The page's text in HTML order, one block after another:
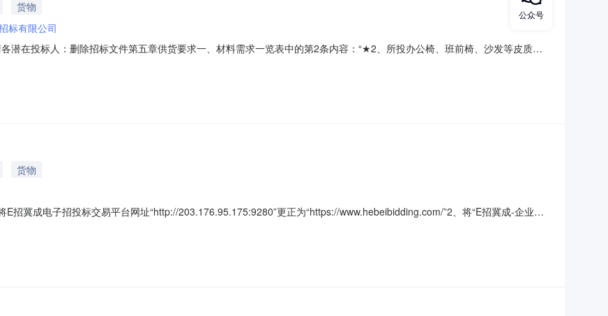
货物
标有限公司
潜在投标人：删除招标文件第五章供货要求一、材料需求一览表中的第2条内容：“★2、所投办公椅、班前椅、沙发等皮质家
货物
招冀成电子招投标交易平台网址“http://203.176.95.175:9280”更正为“https://www.hebeibidding.com/”2、将“E招冀成-企业
公众号